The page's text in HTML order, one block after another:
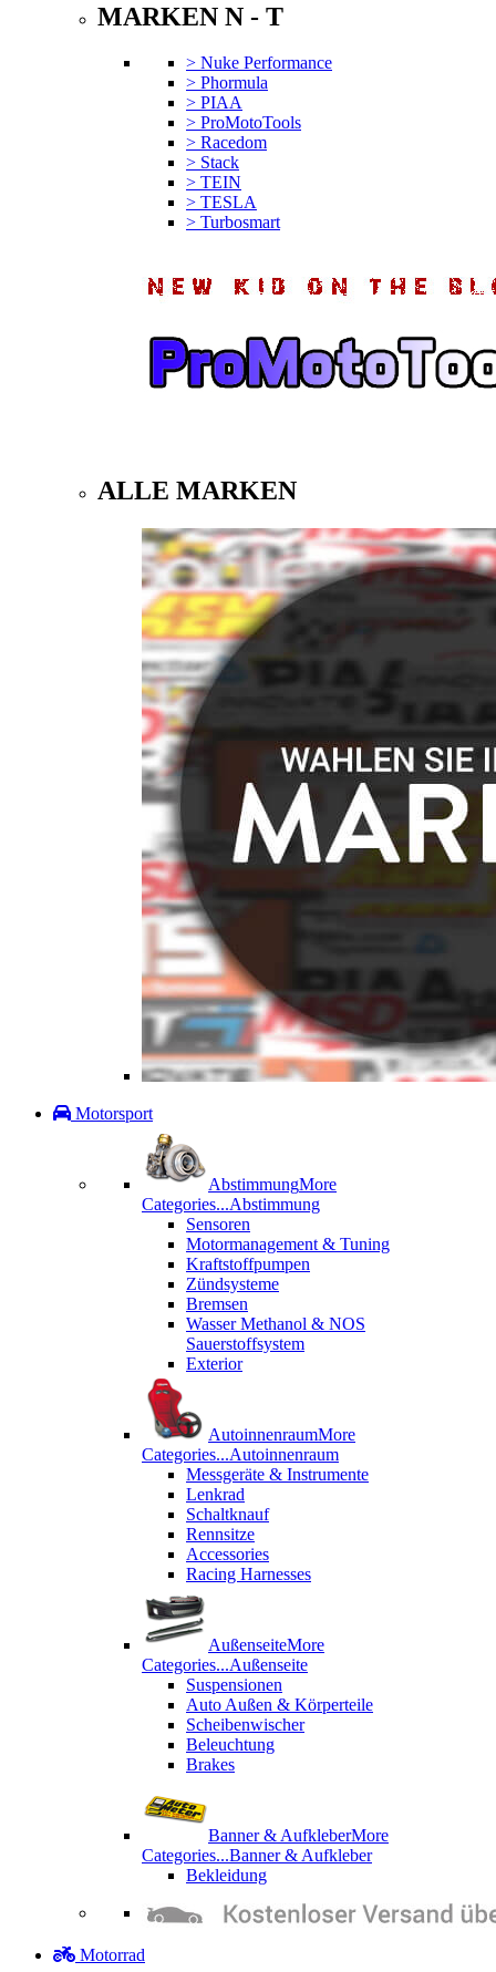
MARKEN N - T
> Nuke Performance
> Phormula
> PIAA
> ProMotoTools
> Racedom
> Stack
> TEIN
> TESLA
> Turbosmart
ALLE MARKEN
Motorsport
AbstimmungMore
Categories...Abstimmung
Sensoren
Motormanagement & Tuning
Kraftstoffpumpen
Zündsysteme
Bremsen
Wasser Methanol & NOS
Sauerstoffsystem
Exterior
AutoinnenraumMore
Categories...Autoinnenraum
Messgeräte & Instrumente
Lenkrad
Schaltknauf
Rennsitze
Accessories
Racing Harnesses
AußenseiteMore
Categories...Außenseite
Suspensionen
Auto Außen & Körperteile
Scheibenwischer
Beleuchtung
Brakes
Banner & AufkleberMore
Categories...Banner & Aufkleber
Bekleidung
Motorrad